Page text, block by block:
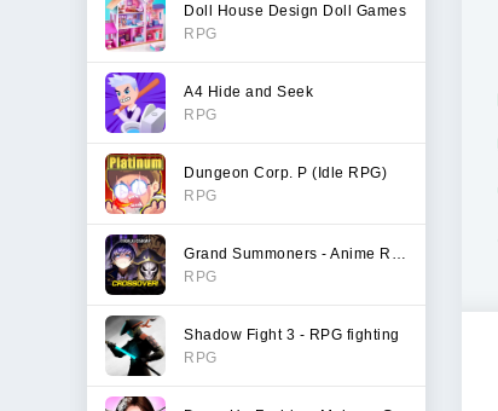
Doll House Design Doll Games
RPG
A4 Hide and Seek
RPG
Dungeon Corp. P (Idle RPG)
RPG
RPG
Shadow Fight 3 - RPG fighting
RPG